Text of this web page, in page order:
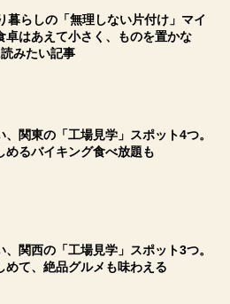
暮らしの「無理しない片付け」マイ
卓はあえて小さく、ものを置かな
みたい記事
、関東の「工場見学」スポット4つ。
めるバイキング食べ放題も
、関西の「工場見学」スポット3つ。
めて、絶品グルメも味わえる